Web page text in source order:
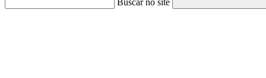
Buscar no site